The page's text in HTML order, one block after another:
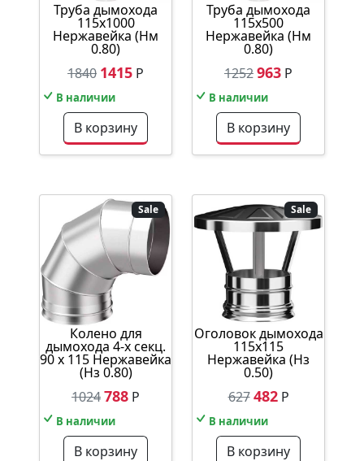
Труба дымохода
115х1000
Нержавейка (Нм
0.80)
1840 1415 Р
В наличии
В корзину
Труба дымохода
115х500
Нержавейка (Нм
0.80)
1252963 Р
В наличии
В корзину
Sale
Колено для
дымохода 4-х секц.
90 х 115 Нержавейка
(Нз 0.80)
1024788 Р
В наличии
В корзину
Sale
Оголовок дымохода
115х115
Нержавейка (Нз
0.50)
627 482Р
В наличии
В корзину